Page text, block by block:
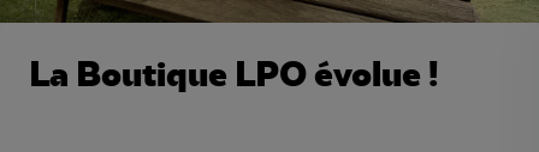
La Boutique LPO évolue !